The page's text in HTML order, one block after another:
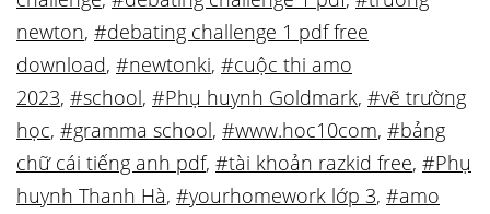
newton, #debating challenge 1 pdf free
download, #newtonki, #cuộc thi amo
2023, #school, #Phụ huynh Goldmark, #vẽ trường
học, #gramma school, #www.hoc10com, #bảng
chữ cái tiếng anh pdf, #tài khoản razkid free, #Phụ
huynh Thanh Hà, #yourhomework lớp 3, #amo